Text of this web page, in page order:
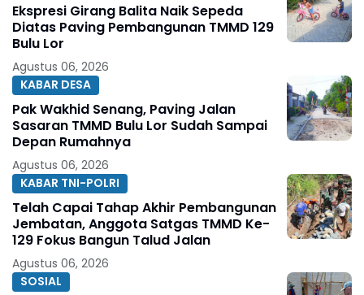
Ekspresi Girang Balita Naik Sepeda
Diatas Paving Pembangunan TMMD 129
Bulu Lor
Agustus 06, 2026
KABAR DESA
Pak Wakhid Senang, Paving Jalan
Sasaran TMMD Bulu Lor Sudah Sampai
Depan Rumahnya
Agustus 06, 2026
KABAR TNI-POLRI
Telah Capai Tahap Akhir Pembangunan
Jembatan, Anggota Satgas TMMD Ke-
129 Fokus Bangun Talud Jalan
Agustus 06, 2026
SOSIAL